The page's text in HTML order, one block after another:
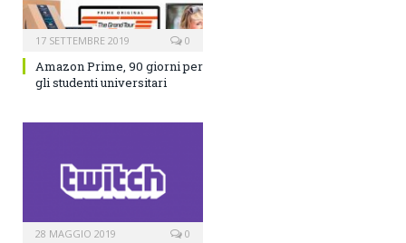
17 SETTEMBRE 2019 0
Amazon Prime, 90 giorni per
gli studenti universitari
28 MAGGIO 2019 0